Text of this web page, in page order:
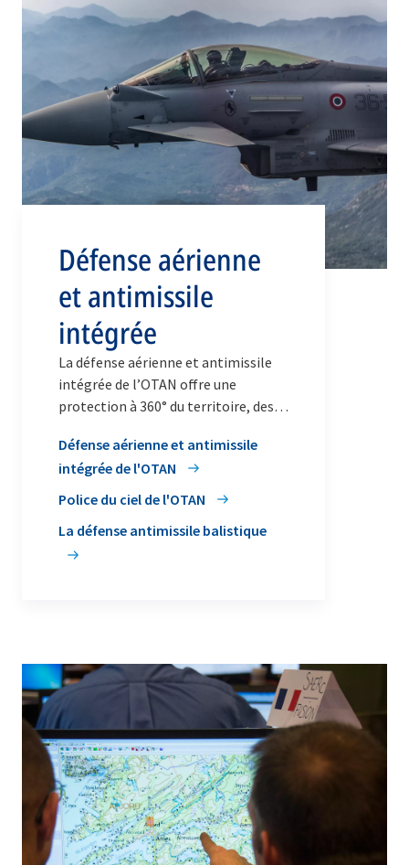
Défense aérienne
et antimissile
intégrée
La défense aérienne et antimissile
intégrée de l’OTAN offre une
protection à 360° du territoire, des
l’Alliance contre toute menace
aérienne ou de missile.
Défense aérienne et antimissile
intégrée de l'OTAN
Police du ciel de l'OTAN
La défense antimissile balistique